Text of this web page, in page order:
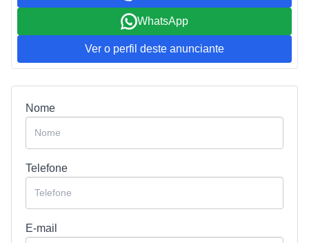
WhatsApp
Ver o perfil deste anunciante
Nome
Telefone
E-mail